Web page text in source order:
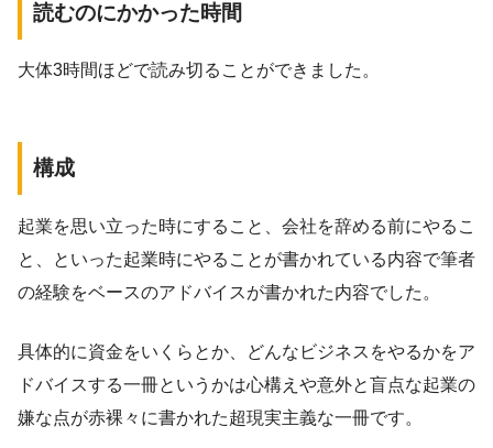
読むのにかかった時間
大体3時間ほどで読み切ることができました。
構成
起業を思い立った時にすること、会社を辞める前にやるこ
と、といった起業時にやることが書かれている内容で筆者
の経験をベースのアドバイスが書かれた内容でした。
具体的に資金をいくらとか、どんなビジネスをやるかをア
ドバイスする一冊というかは心構えや意外と盲点な起業の
嫌な点が赤裸々に書かれた超現実主義な一冊です。